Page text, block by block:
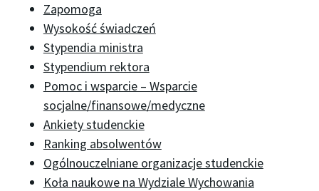
Zapomoga
Wysokość świadczeń
Stypendia ministra
Stypendium rektora
Pomoc i wsparcie – Wsparcie
socjalne/finansowe/medyczne
Ankiety studenckie
Ranking absolwentów
Ogólnouczelniane organizacje studenckie
Koła naukowe na Wydziale Wychowania